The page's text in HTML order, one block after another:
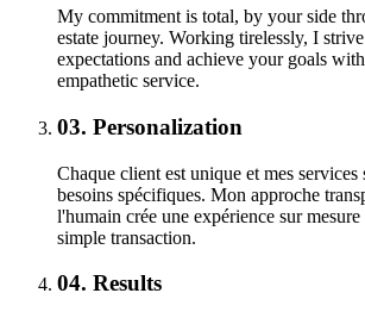
My commitment is total, by your side
estate journey. Working tirelessly, I
expectations and achieve your goals
empathetic service.
03. Personalization
Chaque client est unique et mes services
besoins spécifiques. Mon approche
l'humain crée une expérience sur
simple transaction.
04. Results